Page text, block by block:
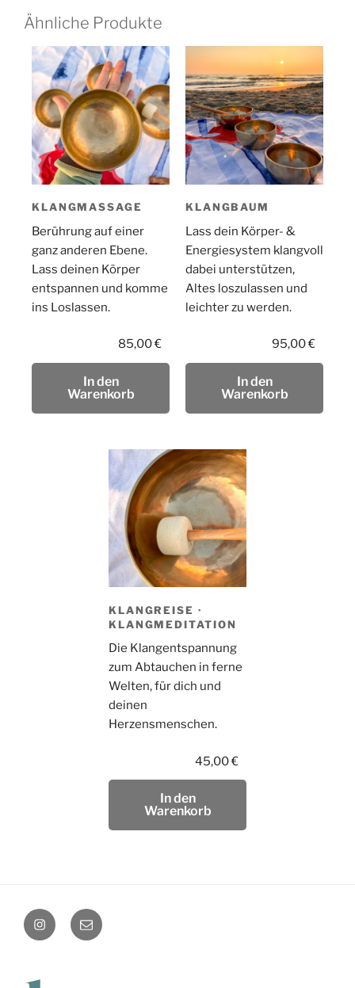
Ähnliche Produkte
KLANGMASSAGE
Berührung auf einer
ganz anderen Ebene.
Lass deinen Körper
entspannen und komme
ins Loslassen.
85,00€
In den
Warenkorb
KLANGBAUM
Lass dein Körper- &
Energiesystem klangvoll
dabei unterstützen,
Altes loszulassen und
leichter zu werden.
95,00€
In den
Warenkorb
KLANGREISE ·
KLANGMEDITATION
Die Klangentspannung
zum Abtauchen in ferne
Welten, für dich und
deinen
Herzensmenschen.
45,00€
In den
Warenkorb
instagramMail